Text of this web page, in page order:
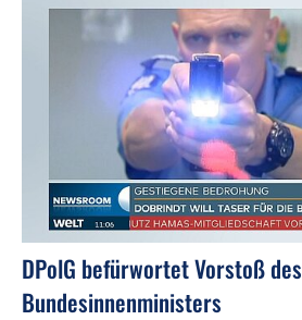
DPolG befürwortet Vorstoß des
Bundesinnenministers